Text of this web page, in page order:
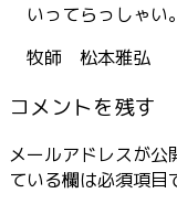
いってらっしゃい。
牧師 松本雅弘
コメントを残す
メールアドレスが公
ている欄は必須項目